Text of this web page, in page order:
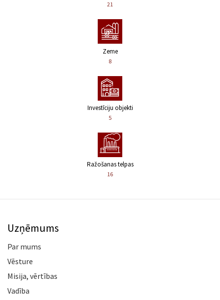
21
Zeme
8
Investīciju objekti
5
Ražošanas telpas
16
Uzņēmums
Par mums
Vēsture
Misija, vērtības
Vadība